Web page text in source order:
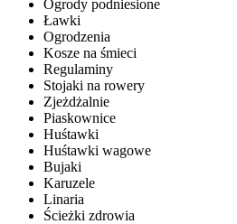
Ogrody podniesione
Ławki
Ogrodzenia
Kosze na śmieci
Regulaminy
Stojaki na rowery
Zjeżdżalnie
Piaskownice
Huśtawki
Huśtawki wagowe
Bujaki
Karuzele
Linaria
Ścieżki zdrowia